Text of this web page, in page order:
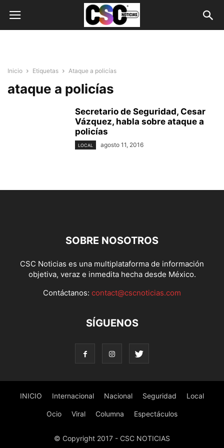
Inicio Etiquetas Ataque a policías
ataque a policías
Secretario de Seguridad, Cesar
Vázquez, habla sobre ataque a
policías
LOCAL agosto 11, 2016
SOBRE NOSOTROS
CSC Noticias es una multiplataforma de información
objetiva, veraz e inmedita hecha desde México.
Contáctanos: contact@cscnoticias.com
SÍGUENOS
INICIO Internacional Nacional Seguridad Local
Ocio Viral Columna Espectáculos
© Copyright 2017 - CSC NOTICIAS